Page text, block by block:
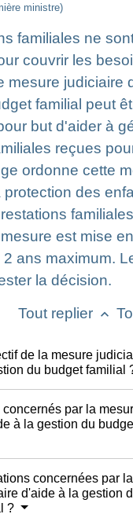
ministre)
familiales ne
couvrir les
mesure judiciaire
familial peut
but d'aider à
reçues
ordonne cette
protection des
est mise
ans maximum.
la décision.
Tout replier keyboard_arrow_up
de la mesure
du budget familial
par la
à la gestion du
concernées par la
d'aide à la gestion
?